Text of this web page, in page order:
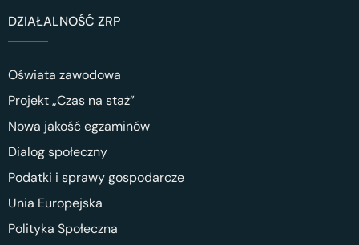
DZIAŁALNOŚĆ ZRP
Oświata zawodowa
Projekt „Czas na staż”
Nowa jakość egzaminów
Dialog społeczny
Podatki i sprawy gospodarcze
Unia Europejska
Polityka Społeczna